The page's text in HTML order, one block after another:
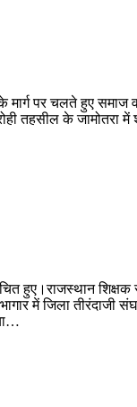
पर चलते हुए समाज व
तहसील के जामोतरा में
हुए।राजस्थान
में जिला तीरंदाजी